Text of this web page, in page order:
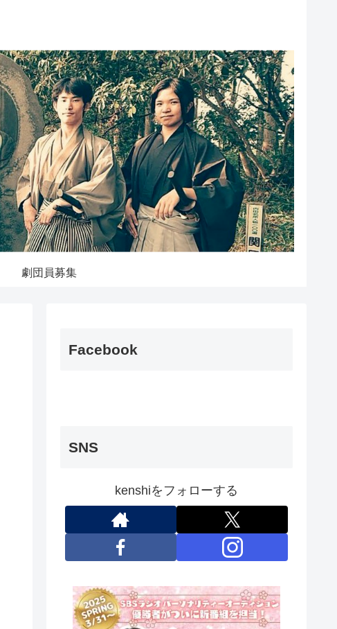
劇団員募集
Facebook
SNS
kenshiをフォローする